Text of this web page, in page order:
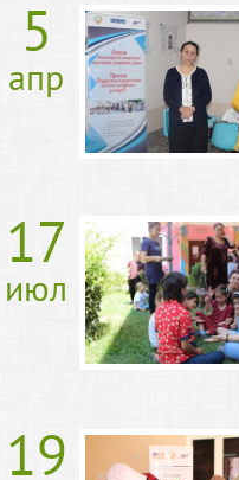
5
апр
17
июл
19